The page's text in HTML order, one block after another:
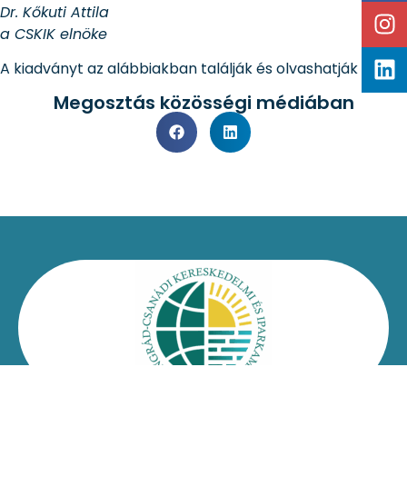
Dr. Kőkuti Attila
a CSKIK elnöke
A kiadványt az alábbiakban találják és olvashatják el.
Megosztás közösségi médiában